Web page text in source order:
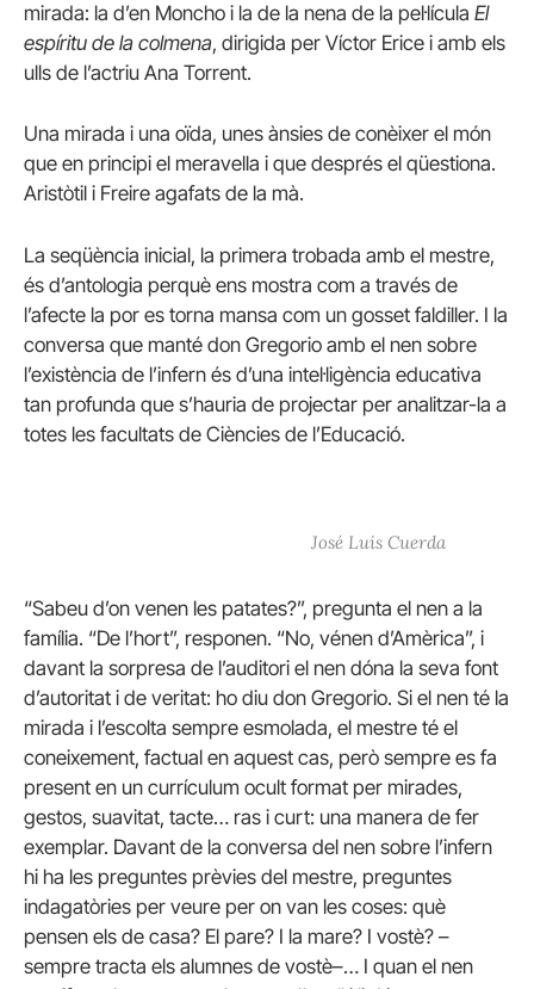
mirada: la d’en Moncho i la de la nena de la pel·lícula El
espíritu de la colmena, dirigida per Víctor Erice i amb els
ulls de l’actriu Ana Torrent.
Una mirada i una oïda, unes ànsies de conèixer el món
que en principi el meravella i que després el qüestiona.
Aristòtil i Freire agafats de la mà.
La seqüència inicial, la primera trobada amb el mestre,
és d’antologia perquè ens mostra com a través de
l’afecte la por es torna mansa com un gosset faldiller. I la
conversa que manté don Gregorio amb el nen sobre
l’existència de l’infern és d’una intel·ligència educativa
tan profunda que s’hauria de projectar per analitzar-la a
totes les facultats de Ciències de l’Educació.
José Luis Cuerda
“Sabeu d’on venen les patates?”, pregunta el nen a la
família. “De l’hort”, responen. “No, vénen d’Amèrica”, i
davant la sorpresa de l’auditori el nen dóna la seva font
d’autoritat i de veritat: ho diu don Gregorio. Si el nen té la
mirada i l’escolta sempre esmolada, el mestre té el
coneixement, factual en aquest cas, però sempre es fa
present en un currículum ocult format per mirades,
gestos, suavitat, tacte… ras i curt: una manera de fer
exemplar. Davant de la conversa del nen sobre l’infern
hi ha les preguntes prèvies del mestre, preguntes
indagatòries per veure per on van les coses: què
pensen els de casa? El pare? I la mare? I vostè? –
sempre tracta els alumnes de vostè–… I quan el nen